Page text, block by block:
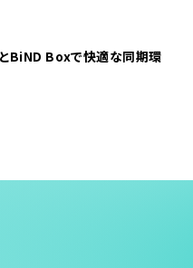
BiND Boxで快適な同期環